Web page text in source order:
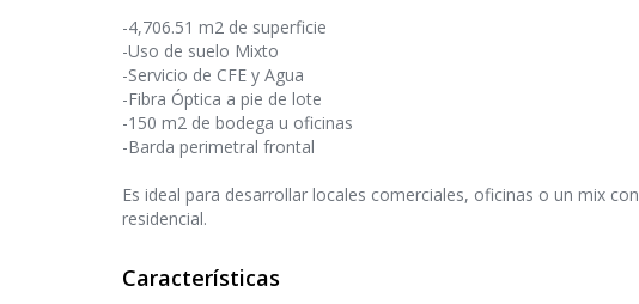
-4,706.51 m2 de superficie
-Uso de suelo Mixto
-Servicio de CFE y Agua
-Fibra Óptica a pie de lote
-150 m2 de bodega u oficinas
-Barda perimetral frontal
Es ideal para desarrollar locales comerciales, oficinas o un mix con
residencial.
Características